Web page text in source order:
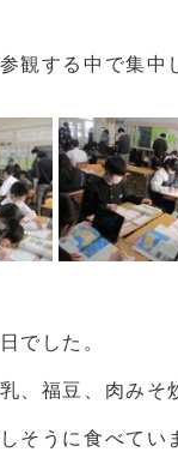
観する中で集中
でした。
、福豆、肉みそ
そうに食べてい